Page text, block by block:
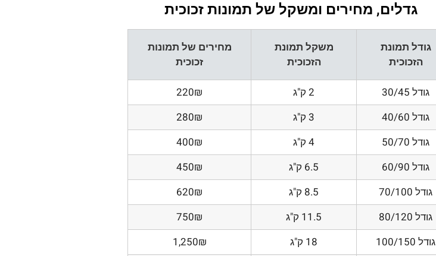
גדלים, מחירים ומשקל של תמונות זכוכית
גודל תמונת
הזכוכית
משקל תמונת
הזכוכית
מחירים של תמונות
זכוכית
גודל 30/45 2 ק"ג
220₪
גודל 40/60
3 ק"ג
280₪
גודל 50/70
4 ק"ג
400₪
גודל 60/90
6.5 ק"ג
450₪
גודל 70/100
8.5 ק"ג
620₪
גודל 80/120
11.5 ק"ג
750₪
גודל 100/150
18 ק"ג
1,250₪